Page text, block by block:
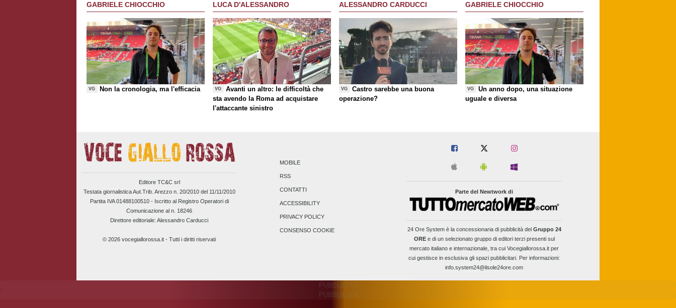
GABRIELE CHIOCCHIO
VG Non la cronologia, ma l'efficacia
LUCA D'ALESSANDRO
VG
Avanti un altro: le difficoltà che
sta avendo la Roma ad acquistare
l'attaccante sinistro
ALESSANDRO CARDUCCI
VG
Castro sarebbe una buona
operazione?
GABRIELE CHIOCCHIO
VG
Un anno dopo, una situazione
uguale e diversa
Editore TC&C srl
Testata giornalistica Aut.Trib. Arezzo n. 20/2010 del 11/11/2010
Partita IVA 01488100510 - Iscritto al Registro Operatori di
Comunicazione al n. 18246
Direttore editoriale: Alessandro Carducci
© 2026 vocegiallorossa.it - Tutti i diritti riservati
MOBILE
RSS
CONTATTI
ACCESSIBILITY
PRIVACY POLICY
CONSENSO COOKIE
Parte del Newtwork di
24 Ore Systemè la concessionaria di pubblicità del Gruppo 24
OREe di un selezionato gruppo di editori terzi presenti sul
mercato italiano e internazionale, tra cui Vocegiallorossa.it per
cui gestisce in esclusiva gli spazi pubblicitari. Per informazioni:
info.system24@ilsole24ore.com